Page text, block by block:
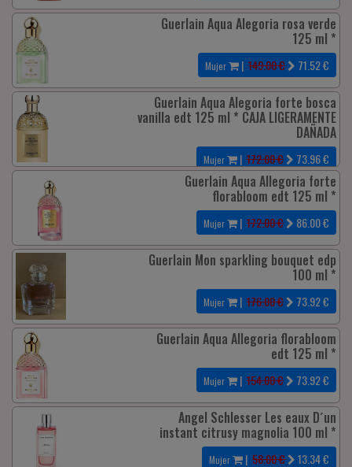
Guerlain Aqua Alegoria rosa verde
125 ml *
Mujer | 149.00 € 71.52€
Guerlain Aqua Alegoria forte bosca
vanilla edt 125 ml * CAJA LIGERAMENTE
DAÑADA
Mujer | 172.00 € 73.96€
Guerlain Aqua Allegoria forte
florabloom edt 125 ml *
Mujer | 172.00 € 86.00€
Guerlain Mon sparkling bouquet edp
100 ml *
Mujer | 176.00 € 73.92€
Guerlain Aqua Allegoria florabloom
edt 125 ml *
Mujer | 154.00 € 73.92€
Angel Schlesser Les eaux D´un
instant citrusy magnolia 100 ml *
Mujer | 58.00 € 13.34€